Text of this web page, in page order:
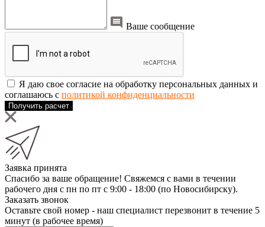
Ваше сообщение
Я даю свое согласие на обработку персональных данных и
соглашаюсь с политикой конфиденциальности
Получить расчет
Заявка принята
Спасибо за ваше обращение! Свяжемся с вами в течении
рабочего дня с пн по пт с 9:00 - 18:00 (по Новосибирску).
Заказать звонок
Оставьте свой номер - наш специалист перезвонит в течение 5
минут (в рабочее время)